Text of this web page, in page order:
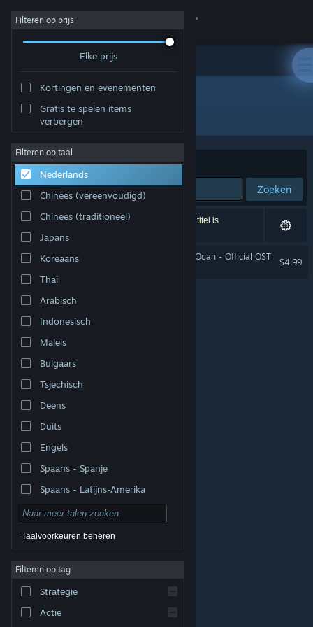
Inloggen
Community
Over
Ondersteuning
Taal wijzigen
Download de mobiele Steam-app
Desktopwebsite weergeven
© Valve Corporation. Alle rechten voorbehouden. Alle
handelsmerken zijn eigendom van hun respectieve
Privacybeleid|Juridische informatie
Toegankelijkheid
|
Terugbetalingen
Filteren op prijs
Elke prijs
Kortingen en evenementen
Gratis te spelen items
verbergen
Filteren op taal
Nederlands
Chinees (vereenvoudigd)
Chinees (traditioneel)
Japans
Koreaans
Thai
Arabisch
Indonesisch
Maleis
Bulgaars
Tsjechisch
Deens
Duits
Engels
Spaans - Spanje
Spaans - Latijns-Amerika
Taalvoorkeuren beheren
Filteren op tag
Strategie
Actie
Ontwikkelaar: Kiro'o Games
Sorteren op Relevantie
Zoeken
1 resultaat komt overeen met je zoekopdracht. 1 titel is
uitgesloten op basis van je voorkeuren.
Aurion: Legacy of the Kori-Odan - Official OST
$4.99